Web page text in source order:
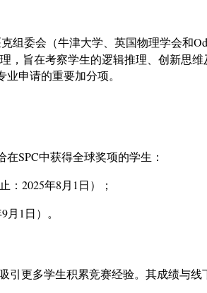
克组委会（牛津大学、英国物理学会
，旨在考察学生的逻辑推理、创新思
申请的重要加分项。
在SPC中获得全球奖项的学生：
：2025年8月1日）；
1日）。
更多学生积累竞赛经验。其成绩与线